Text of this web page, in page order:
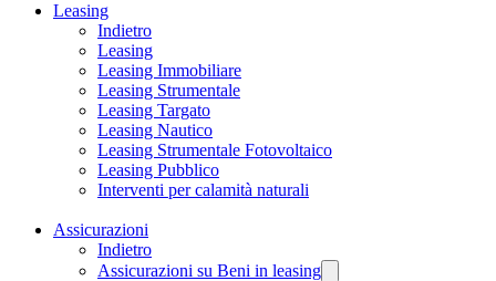
Leasing
Indietro
Leasing
Leasing Immobiliare
Leasing Strumentale
Leasing Targato
Leasing Nautico
Leasing Strumentale Fotovoltaico
Leasing Pubblico
Interventi per calamità naturali
Assicurazioni
Indietro
Assicurazioni su Beni in leasing